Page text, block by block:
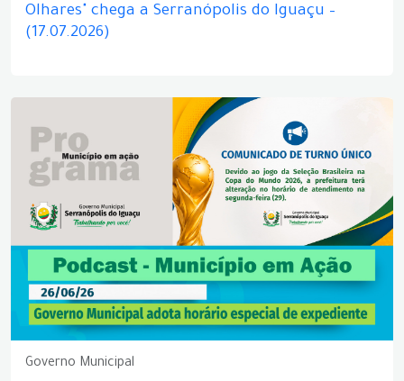
Olhares" chega a Serranópolis do Iguaçu –
(17.07.2026)
Governo Municipal